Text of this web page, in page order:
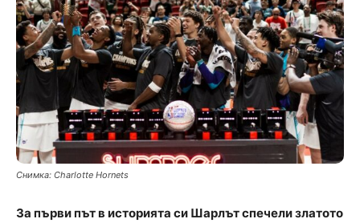
Снимка: Charlotte Hornets
За първи път в историята си Шарлът спечели златото